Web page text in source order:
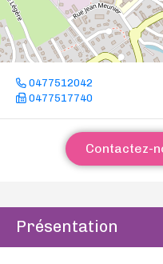
0477512042
0477517740
Contactez-
Présentation